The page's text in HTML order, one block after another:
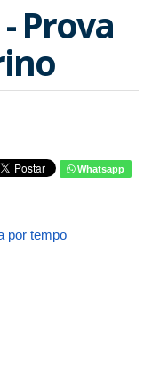
Prova
Whatsapp
por tempo